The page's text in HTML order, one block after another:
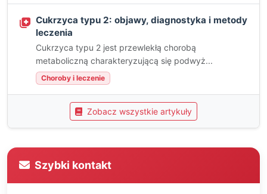
Cukrzyca typu 2: objawy, diagnostyka i metody
leczenia
Cukrzyca typu 2 jest przewlekłą chorobą
metaboliczną charakteryzującą się podwyż...
Choroby i leczenie
Zobacz wszystkie artykuły
Szybki kontakt